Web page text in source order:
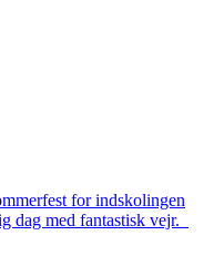
for indskolingen
dag med fantastisk vejr.